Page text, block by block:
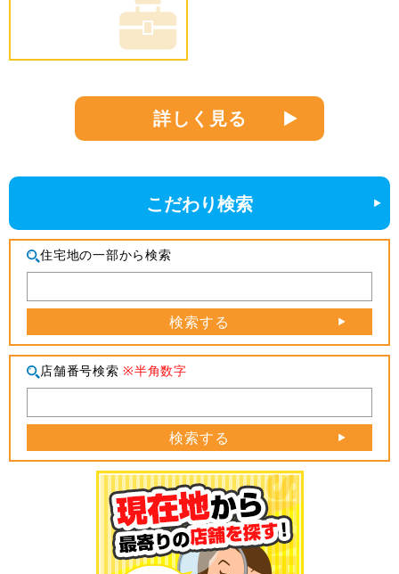
詳しく見る
こだわり検索
住宅地の一部から検索
検索する
店舗番号検索※半角数字
検索する